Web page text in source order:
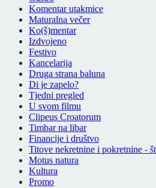
Komentar utakmice
Maturalna večer
Ko(š)mentar
Izdvojeno
Festivo
Kancelarija
Druga strana baluna
Di je zapelo?
Tjedni pregled
U svom filmu
Clipeus Croatorum
Timbar na libar
Financije i društvo
Titove nekretnine i pokretnine -
Motus natura
Kultura
Promo